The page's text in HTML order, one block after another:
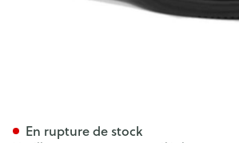
En rupture de stock